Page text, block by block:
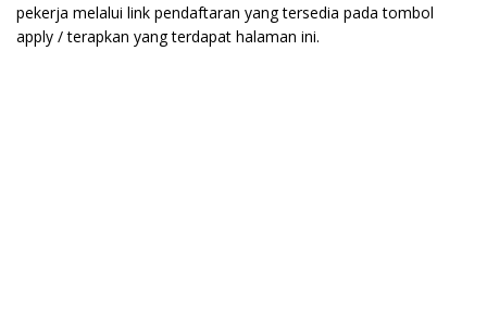
pekerja melalui link pendaftaran yang tersedia pada tombol
apply / terapkan yang terdapat halaman ini.